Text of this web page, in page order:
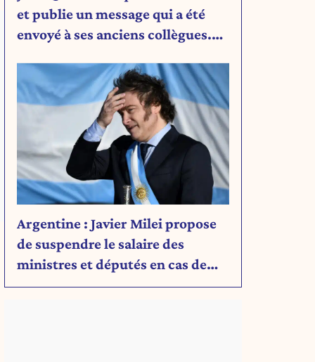
et publie un message qui a été
envoyé à ses anciens collègues.
Argentine : Javier Milei propose
de suspendre le salaire des
ministres et députés en cas de
déficit budgétaire